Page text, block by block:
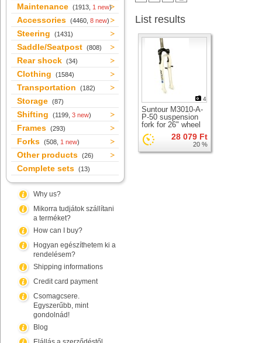
Maintenance (1913, 1 new)
Accessories (4460, 8 new)
Steering (1431)
Saddle/Seatpost (808)
Rear shock (34)
Clothing (1584)
Transportation (182)
Storage (87)
Shifting (1199, 3 new)
Frames (293)
Forks (508, 1 new)
Other products (26)
Complete sets (13)
Why us?
Mikorra tudjátok szállítani
a terméket?
How can I buy?
Hogyan egészíthetem ki a
rendelésem?
Shipping informations
Credit card payment
Csomagcsere.
Egyszerűbb, mint
gondolnád!
Blog
List results
4
Suntour M3010-A-
P-50 suspension
fork for 26" wheel
28 079 Ft
20 %